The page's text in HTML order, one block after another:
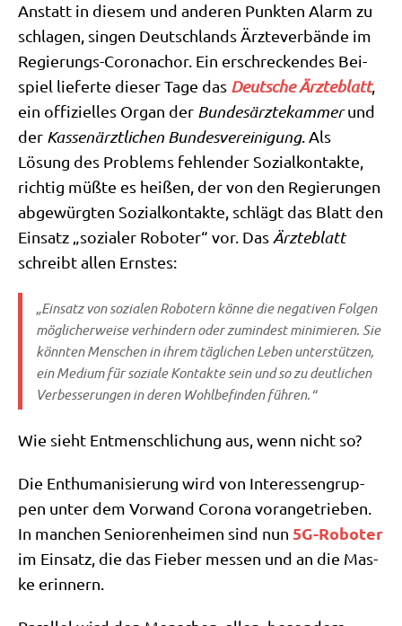
Anstatt in die­sem und ande­ren Punk­ten Alarm zu
schla­gen, sin­gen Deutsch­lands Ärz­te­ver­bän­de im
Regie­rungs-Coro­nachor. Ein erschrecken­des Bei­
spiel lie­fer­te die­ser Tage das Deut­sche Ärz­te­blatt,
ein offi­zi­el­les Organ der Bun­des­ärz­te­kam­merund
der Kas­sen­ärzt­li­chen Bun­des­ver­ei­ni­gung. Als
Lösung des Pro­blems feh­len­der Sozi­al­kon­tak­te,
rich­tig müß­te es hei­ßen, der von den Regie­run­gen
abge­würg­ten Sozi­al­kon­tak­te, schlägt das Blatt den
Ein­satz „sozia­ler Robo­ter“ vor. DasÄrz­te­blatt
schreibt allen Ernstes:
„Ein­satz von sozia­len Robo­tern kön­ne die nega­ti­ven Fol­gen
mög­li­cher­wei­se ver­hin­dern oder zumin­dest mini­mie­ren. Sie
könn­ten Men­schen in ihrem täg­li­chen Leben unter­stüt­zen,
ein Medi­um für sozia­le Kon­tak­te sein und so zu deut­li­chen
Ver­bes­se­run­gen in deren Wohl­be­fin­den führen.“
Wie sieht Ent­mensch­li­chung aus, wenn nicht so?
Die Ent­hu­ma­ni­sie­rung wird von Inter­es­sen­grup­
pen unter dem Vor­wand Coro­na vor­an­ge­trie­ben.
In man­chen Senio­ren­hei­men sind nun 5G-Robo­ter
im Ein­satz, die das Fie­ber mes­sen und an die Mas­
ke erinnern.